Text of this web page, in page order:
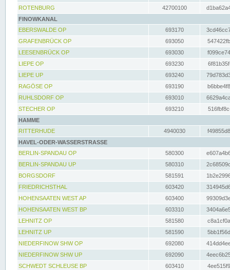
ROTENBURG
42700100
FINOWKANAL
EBERSWALDE OP
693170
GRAFENBRÜCK OP
693050
LEESENBRÜCK OP
693030
LIEPE OP
693230
LIEPE UP
693240
RAGÖSE OP
693190
RUHLSDORF OP
693010
STECHER OP
693210
HAMME
RITTERHUDE
4940030
HAVEL-ODER-WASSERSTRASSE
BERLIN-SPANDAU OP
580300
BERLIN-SPANDAU UP
580310
BORGSDORF
581591
FRIEDRICHSTHAL
603420
HOHENSAATEN WEST AP
603400
HOHENSAATEN WEST BP
603310
LEHNITZ OP
581580
LEHNITZ UP
581590
NIEDERFINOW SHW OP
692080
NIEDERFINOW SHW UP
692090
SCHWEDT SCHLEUSE BP
603410